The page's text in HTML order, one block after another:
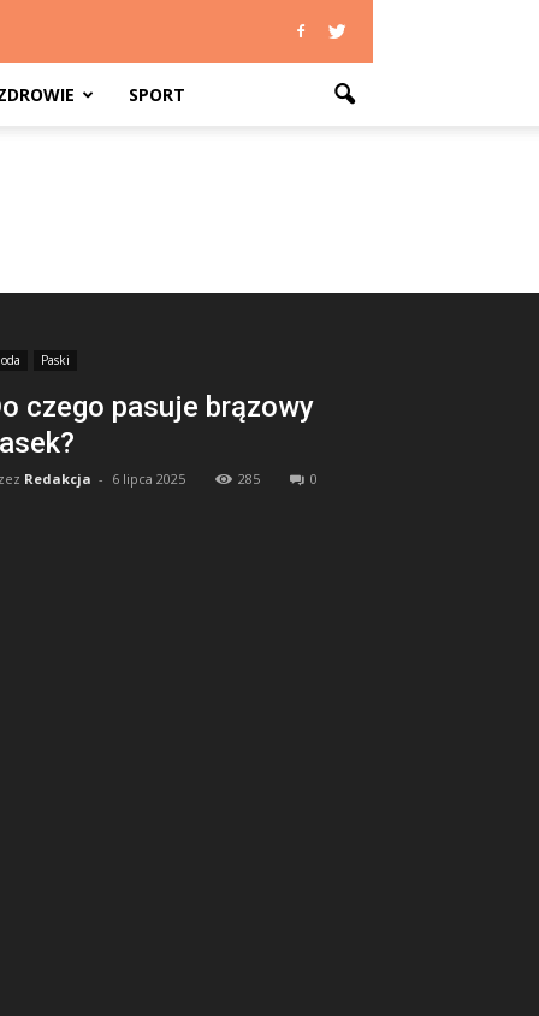
SPORT
Paski
czego pasuje brązowy
Redakcja - 6 lipca 2025 285 0